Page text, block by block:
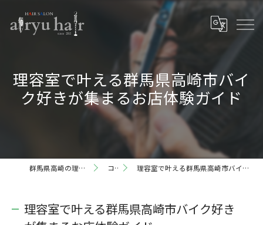
理容室で叶える群馬県高崎市バイ
ク好きが集まるお店体験ガイド
群馬県高崎の理容室ならairyu hair コラム 理容室で叶える群馬県高崎市バイク好きが集まるお店体験ガイド
理容室で叶える群馬県高崎市バイク好き